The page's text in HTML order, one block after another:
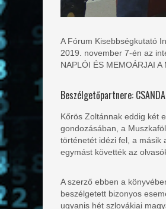
A Fórum Kisebbségkutató
2019. november 7-én az
NAPLÓI ÉS MEMOÁRJAI
Beszélgetőpartnere:
Kőrös Zoltánnak eddig két
gondozásában, a
történetét idézi fel, a másik
egymást követték az
A szerző ebben a
beszélgetett bizonyos
ugyanis hét szlovákiai